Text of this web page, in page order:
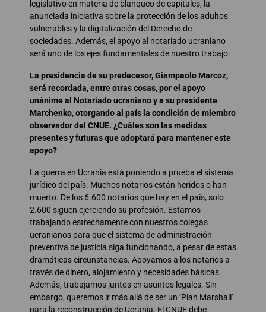
legislativo en materia de blanqueo de capitales, la
anunciada iniciativa sobre la protección de los adultos
vulnerables y la digitalización del Derecho de
sociedades. Además, el apoyo al notariado ucraniano
será uno de los ejes fundamentales de nuestro trabajo.
La presidencia de su predecesor, Giampaolo Marcoz,
será recordada, entre otras cosas, por el apoyo
unánime al Notariado ucraniano y a su presidente
Marchenko, otorgando al país la condición de miembro
observador del CNUE. ¿Cuáles son las medidas
presentes y futuras que adoptará para mantener este
apoyo?
La guerra en Ucrania está poniendo a prueba el sistema
jurídico del país. Muchos notarios están heridos o han
muerto. De los 6.600 notarios que hay en el país, solo
2.600 siguen ejerciendo su profesión. Estamos
trabajando estrechamente con nuestros colegas
ucranianos para que el sistema de administración
preventiva de justicia siga funcionando, a pesar de estas
dramáticas circunstancias. Apoyamos a los notarios a
través de dinero, alojamiento y necesidades básicas.
Además, trabajamos juntos en asuntos legales. Sin
embargo, queremos ir más allá de ser un ‘Plan Marshall’
para la reconstrucción de Ucrania. El CNUE debe